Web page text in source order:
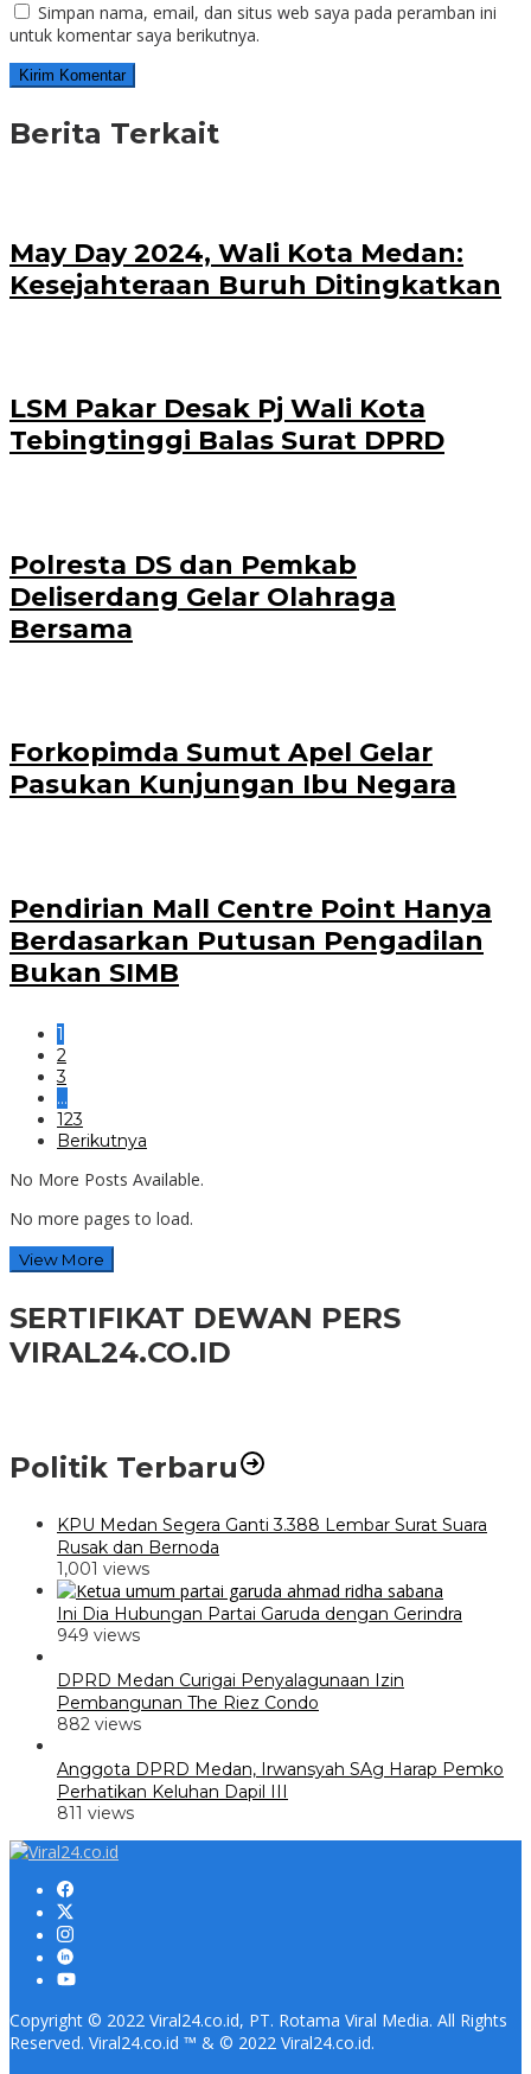
Simpan nama, email, dan situs web saya pada peramban ini
untuk komentar saya berikutnya.
Berita Terkait
May Day 2024, Wali Kota Medan:
Kesejahteraan Buruh Ditingkatkan
LSM Pakar Desak Pj Wali Kota
Tebingtinggi Balas Surat DPRD
Polresta DS dan Pemkab
Deliserdang Gelar Olahraga
Bersama
Forkopimda Sumut Apel Gelar
Pasukan Kunjungan Ibu Negara
Pendirian Mall Centre Point Hanya
Berdasarkan Putusan Pengadilan
Bukan SIMB
1
2
3
…
123
Berikutnya
No More Posts Available.
No more pages to load.
View More
SERTIFIKAT DEWAN PERS
VIRAL24.CO.ID
Politik Terbaru
KPU Medan Segera Ganti 3.388 Lembar Surat Suara
Rusak dan Bernoda
1,001 views
Ini Dia Hubungan Partai Garuda dengan Gerindra
949 views
DPRD Medan Curigai Penyalagunaan Izin
Pembangunan The Riez Condo
882 views
Anggota DPRD Medan, Irwansyah SAg Harap Pemko
Perhatikan Keluhan Dapil III
811 views
Copyright © 2022 Viral24.co.id, PT. Rotama Viral Media. All Rights
Reserved. Viral24.co.id ™ & © 2022 Viral24.co.id.